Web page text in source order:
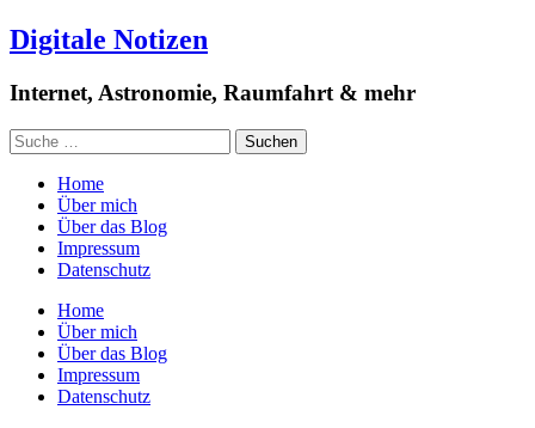
Digitale Notizen
Internet, Astronomie, Raumfahrt & mehr
Home
Über mich
Über das Blog
Impressum
Datenschutz
Home
Über mich
Über das Blog
Impressum
Datenschutz